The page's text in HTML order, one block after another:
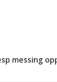
messing